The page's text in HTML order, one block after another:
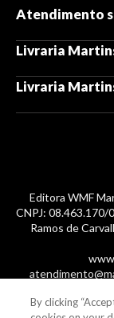
Atendimento
Livraria
Livraria
Editora WMF
CNPJ: 08.463.170/
Ramos de
© 2014 -2026,
By clicking